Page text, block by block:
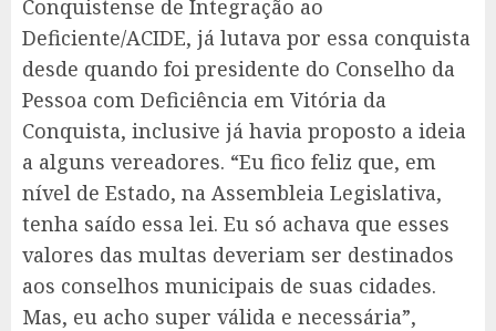
Conquistense de Integração ao
Deficiente/ACIDE, já lutava por essa conquista
desde quando foi presidente do Conselho da
Pessoa com Deficiência em Vitória da
Conquista, inclusive já havia proposto a ideia
a alguns vereadores. “Eu fico feliz que, em
nível de Estado, na Assembleia Legislativa,
tenha saído essa lei. Eu só achava que esses
valores das multas deveriam ser destinados
aos conselhos municipais de suas cidades.
Mas, eu acho super válida e necessária”,